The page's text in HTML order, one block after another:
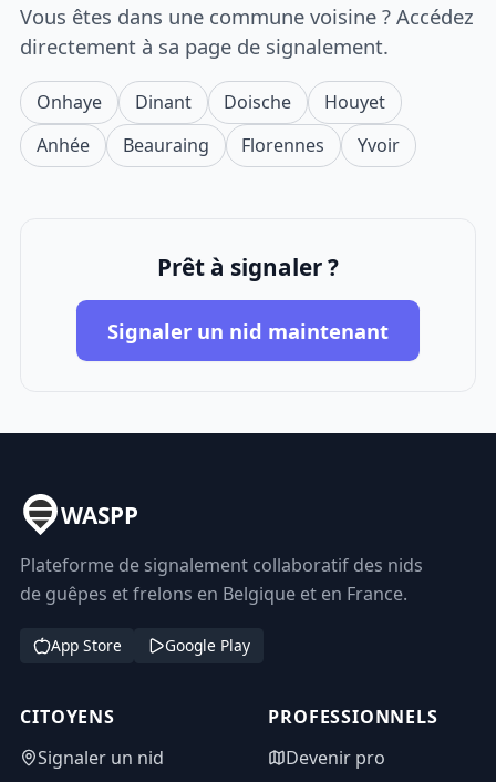
Vous êtes dans une commune voisine ? Accédez
directement à sa page de signalement.
Onhaye Dinant Doische
Houyet
Anhée
Beauraing Florennes Yvoir
Prêt à signaler ?
Signaler un nid maintenant
WASPP
Plateforme de signalement collaboratif des nids
de guêpes et frelons en Belgique et en France.
App Store Google Play
CITOYENS
Signaler un nid
PROFESSIONNELS
Devenir pro